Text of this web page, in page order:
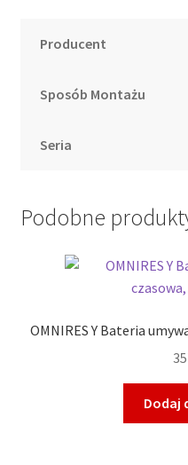
Producent
Sposób Montażu
Seria
Podobne
OMNIRES Y Bateria
Dodaj